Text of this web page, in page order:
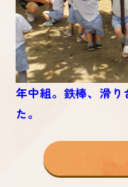
年中組。鉄棒、滑
た。